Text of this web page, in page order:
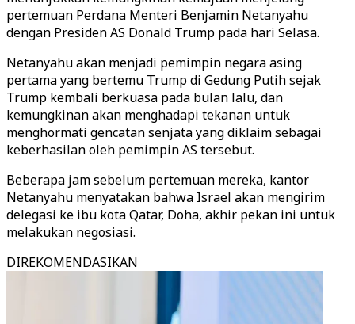
pertemuan Perdana Menteri Benjamin Netanyahu
dengan Presiden AS Donald Trump pada hari Selasa.
Netanyahu akan menjadi pemimpin negara asing
pertama yang bertemu Trump di Gedung Putih sejak
Trump kembali berkuasa pada bulan lalu, dan
kemungkinan akan menghadapi tekanan untuk
menghormati gencatan senjata yang diklaim sebagai
keberhasilan oleh pemimpin AS tersebut.
Beberapa jam sebelum pertemuan mereka, kantor
Netanyahu menyatakan bahwa Israel akan mengirim
delegasi ke ibu kota Qatar, Doha, akhir pekan ini untuk
melakukan negosiasi.
DIREKOMENDASIKAN